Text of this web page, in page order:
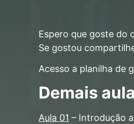
Espero que goste do
Se gostou
Acesso a planilha de
Demais
Aula 01 – Introdução